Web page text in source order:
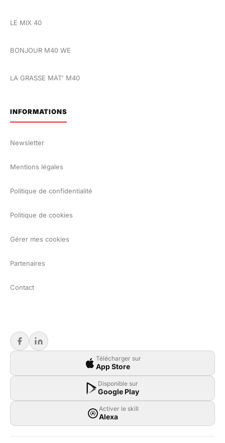
LE MIX 40
BONJOUR M40 WE
LA GRASSE MAT' M40
INFORMATIONS
Newsletter
Mentions légales
Politique de confidentialité
Politique de cookies
Gérer mes cookies
Partenaires
Contact
Télécharger sur
App Store
Disponible sur
Google Play
Activer le skill
Alexa